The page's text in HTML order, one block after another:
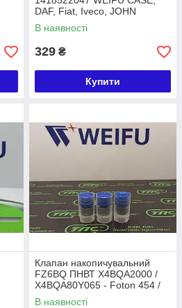
DAF, Fiat, Iveco, JOHN
DEERE, MAN, Mercedes,
RENAULT
В наявності
329 ₴
Купити
Клапан накопичувальний
FZ6BQ ПНВТ X4BQA2000 /
X4BQA80Y065 - Foton 454 /
ДТЗ 454.4 WEIFU
В наявності